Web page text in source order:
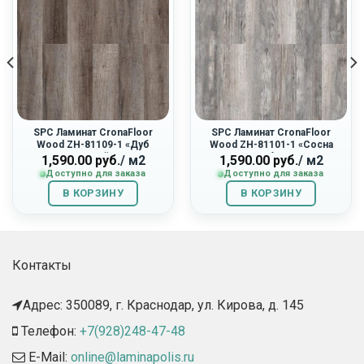
SPC Ламинат CronaFloor
Wood ZH-81109-1 «Дуб
Горный»
1,590.00руб./ м2
Доступно для заказа
В КОРЗИНУ
SPC Ламинат CronaFloor
Wood ZH-81101-1 «Сосна
Монблан»
1,590.00руб./ м2
Доступно для заказа
В КОРЗИНУ
Контакты
Адрес: 350089, г. Краснодар, ул. Кирова, д. 145​
Телефон: +7(928)248-47-48
E-Mail: online@laminapolis.ru